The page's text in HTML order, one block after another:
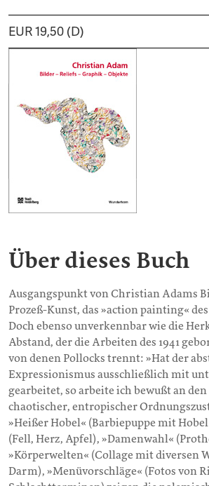
EUR 19,50 (D)
Über dieses Buch
Ausgangspunkt von Christian Adams
Prozeß-Kunst, das »action painting«
Doch ebenso unverkennbar wie die
Abstand, der die Arbeiten des 1941
von denen Pollocks trennt: »Hat der
Expressionismus ausschließlich mit
gearbeitet, so arbeite ich bewußt an
chaotischer, entropischer
»Heißer Hobel« (Barbiepuppe mit
(Fell, Herz, Apfel), »Damenwahl«
»Körperwelten« (Collage mit diversen
Darm), »Menüvorschläge« (Fotos von